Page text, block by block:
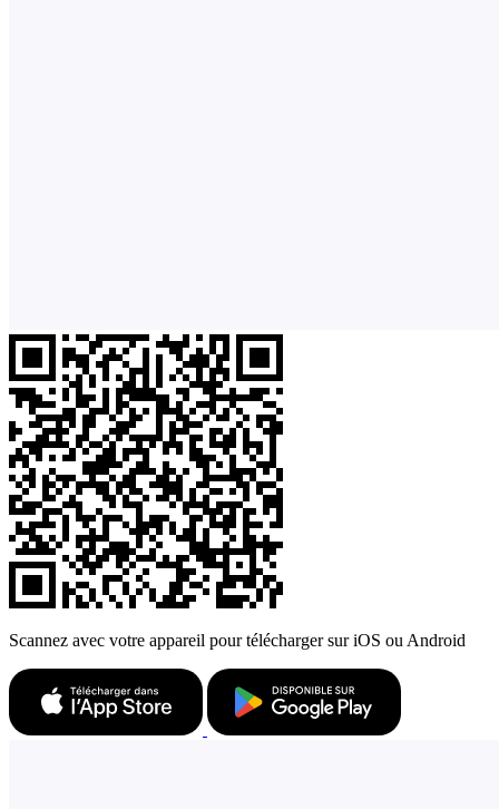
Scannez avec votre appareil pour télécharger sur iOS ou Android